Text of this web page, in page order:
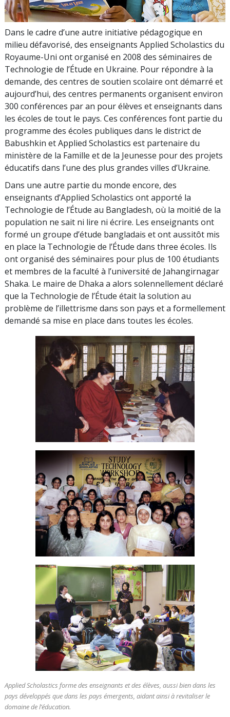
Dans le cadre d’une autre initiative pédagogique en
milieu défavorisé, des enseignants Applied Scholastics du
Royaume-Uni ont organisé en 2008 des séminaires de
Technologie de l’Étude en Ukraine. Pour répondre à la
demande, des centres de soutien scolaire ont démarré et
aujourd’hui, des centres permanents organisent environ
300 conférences par an pour élèves et enseignants dans
les écoles de tout le pays. Ces conférences font partie du
programme des écoles publiques dans le district de
Babushkin et Applied Scholastics est partenaire du
ministère de la Famille et de la Jeunesse pour des projets
éducatifs dans l’une des plus grandes villes d’Ukraine.
Dans une autre partie du monde encore, des
enseignants d’Applied Scholastics ont apporté la
Technologie de l’Étude au Bangladesh, où la moitié de la
population ne sait ni lire ni écrire. Les enseignants ont
formé un groupe d’étude bangladais et ont aussitôt mis
en place la Technologie de l’Étude dans three écoles. Ils
ont organisé des séminaires pour plus de 100 étudiants
et membres de la faculté à l’université de Jahangirnagar
Shaka. Le maire de Dhaka a alors solennellement déclaré
que la Technologie de l’Étude était la solution au
problème de l’illettrisme dans son pays et a formellement
demandé sa mise en place dans toutes les écoles.
Applied Scholastics forme des enseignants et des élèves, aussi bien dans les
pays développés que dans les pays émergents, aidant ainsi à revitaliser le
domaine de l’éducation.